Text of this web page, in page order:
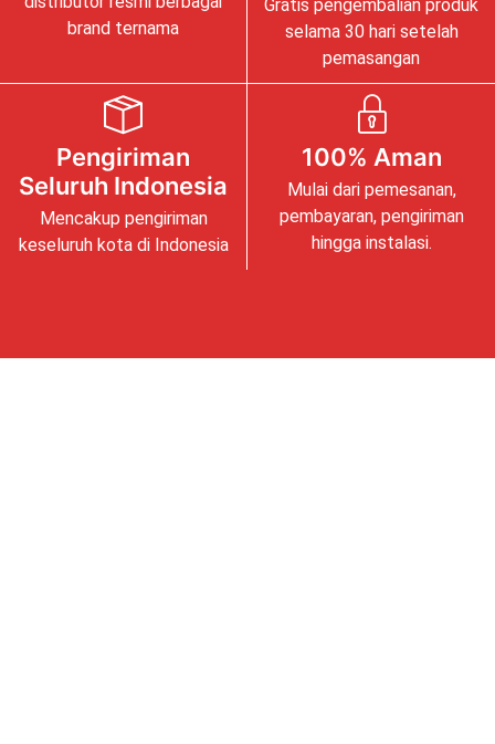
brand ternama
Gratis pengembalian produk
selama 30 hari setelah
pemasangan
Pengiriman
Seluruh Indonesia
Mencakup pengiriman
keseluruh kota di Indonesia
100% Aman
Mulai dari pemesanan,
pembayaran, pengiriman
hingga instalasi.